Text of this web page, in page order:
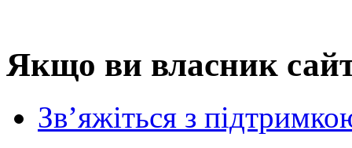
Якщо ви власник
Зв’яжіться з